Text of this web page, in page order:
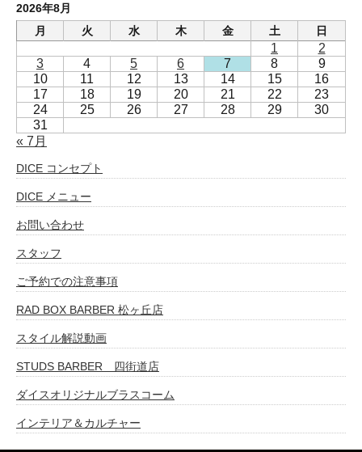
2026年8月
月
火 水 木 金 土 日
1
2
3
4 5 6 7 8
9
10
11 12 13 14 15
16
17
18 19 20 21 22
23
24
25 26 27 28 29
30
31
« 7月
DICE コンセプト
DICE メニュー
お問い合わせ
スタッフ
ご予約での注意事項
RAD BOX BARBER 松ヶ丘店
スタイル解説動画
STUDS BARBER 四街道店
ダイスオリジナルブラスコーム
インテリア＆カルチャー